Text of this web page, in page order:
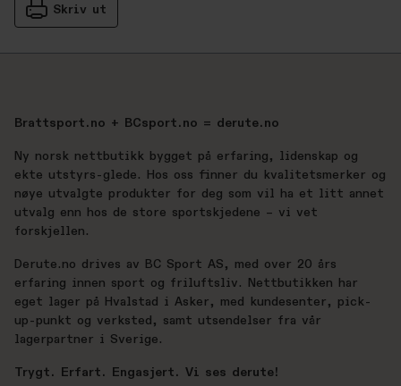
Skriv ut
Brattsport.no + BCsport.no = derute.no
Ny norsk nettbutikk bygget på erfaring, lidenskap og
ekte utstyrs-glede. Hos oss finner du kvalitetsmerker og
nøye utvalgte produkter for deg som vil ha et litt annet
utvalg enn hos de store sportskjedene – vi vet
forskjellen.
Derute.no drives av BC Sport AS, med over 20 års
erfaring innen sport og friluftsliv. Nettbutikken har
eget lager på Hvalstad i Asker, med kundesenter, pick-
up-punkt og verksted, samt utsendelser fra vår
lagerpartner i Sverige.
Trygt. Erfart. Engasjert. Vi ses derute!